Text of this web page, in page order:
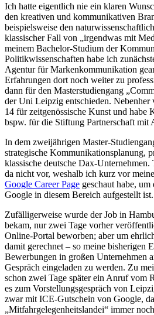
Ich hatte eigentlich nie ein klaren
den kreativen und kommunikativen
beispielsweise den
klassischer Fall von „irgendwas mit
meinem Bachelor-Studium der
Politikwissenschaften habe ich
Agentur für Markenkommunikation
Erfahrungen dort noch weiter zu
dann für den Masterstudiengang
der Uni Leipzig entschieden.
14 für zeitgenössische Kunst und habe
bspw. für die Stiftung Partnerschaft mit
In dem zweijährigen Master-
strategische Kommunikationsplanung,
klassische deutsche Dax-Unternehmen.
da nicht vor, weshalb ich kurz vor
Google Career Page geschaut habe,
Google in diesem Bereich aufgestellt ist.
Zufälligerweise wurde der Job in
bekam, nur zwei Tage vorher
Online-Portal beworben; aber um
damit gerechnet – so meine bisherigen
Bewerbungen in großen Unternehmen
Gespräch eingeladen zu werden. Zu
schon zwei Tage später ein Anruf vom
es zum Vorstellungsgespräch von
zwar mit ICE-Gutschein von Google,
„Mitfahrgelegenheitslandei“ immer